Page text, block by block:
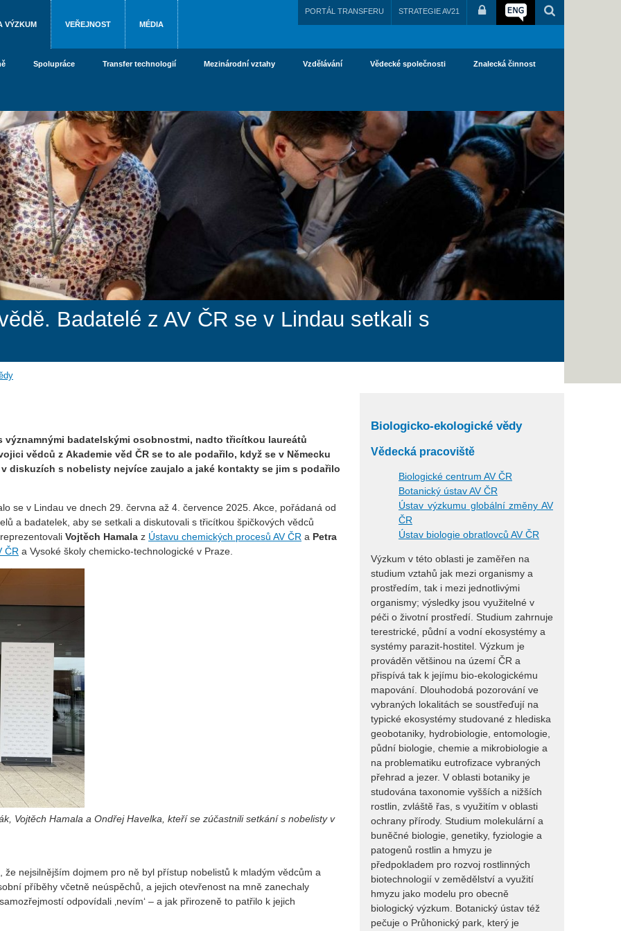
VÝZKUM VEŘEJNOST MÉDIA
PORTÁL TRANSFERU STRATEGIE AV21
Spolupráce Transfer technologií Mezinárodní vztahy Vzdělávání Vědecké společnosti Znalecká činnost
Badatelé z AV ČR se v Lindau setkali s
významnými badatelskými osobnostmi, nadto třicítkou laureátů
vědců z Akademie věd ČR se to ale podařilo, když se v Německu
v diskuzích s nobelisty nejvíce zaujalo a jaké kontakty se jim s podařilo
se v Lindau ve dnech 29. června až 4. července 2025. Akce, pořádaná od
a badatelek, aby se setkali a diskutovali s třicítkou špičkových vědců
Vojtěch Hamala z Ústavu chemických procesů AV ČR a Petra
ČR a Vysoké školy chemicko-technologické v Praze.
Vojtěch Hamala a Ondřej Havelka, kteří se zúčastnili setkání s nobelisty v
nejsilnějším dojmem pro ně byl přístup nobelistů k mladým vědcům a
příběhy včetně neúspěchů, a jejich otevřenost na mně zanechaly
odpovídali ‚nevím‘ – a jak přirozeně to patřilo k jejich
Biologicko-ekologické vědy
Vědecká pracoviště
Biologické centrum AV ČR
Botanický ústav AV ČR
Ústav výzkumu globální změny AV
ČR
Ústav biologie obratlovců AV ČR
Výzkum v této oblasti je zaměřen na
studium vztahů jak mezi organismy a
prostředím, tak i mezi jednotlivými
organismy; výsledky jsou využitelné v
péči o životní prostředí. Studium zahrnuje
terestrické, půdní a vodní ekosystémy a
systémy parazit-hostitel. Výzkum je
prováděn většinou na území ČR a
přispívá tak k jejímu bio-ekologickému
mapování. Dlouhodobá pozorování ve
vybraných lokalitách se soustřeďují na
typické ekosystémy studované z hlediska
geobotaniky, hydrobiologie, entomologie,
půdní biologie, chemie a mikrobiologie a
na problematiku eutrofizace vybraných
přehrad a jezer. V oblasti botaniky je
studována taxonomie vyšších a nižších
rostlin, zvláště řas, s využitím v oblasti
ochrany přírody. Studium molekulární a
buněčné biologie, genetiky, fyziologie a
patogenů rostlin a hmyzu je
předpokladem pro rozvoj rostlinných
biotechnologií v zemědělství a využití
hmyzu jako modelu pro obecně
biologický výzkum. Botanický ústav též
pečuje o Průhonický park, který je